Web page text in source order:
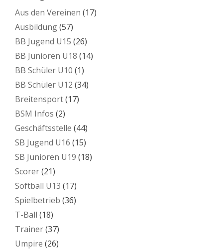
Aus den Vereinen (17)
Ausbildung(57)
BB Jugend U15 (26)
BB Junioren U18 (14)
BB Schüler U10 (1)
BB Schüler U12 (34)
Breitensport(17)
BSM Infos (2)
Geschäftsstelle (44)
SB Jugend U16 (15)
SB Junioren U19 (18)
Scorer(21)
Softball U13 (17)
Spielbetrieb (36)
T-Ball (18)
Trainer(37)
Umpire (26)